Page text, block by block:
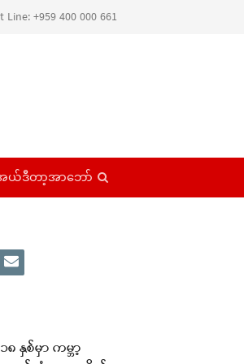
Line: +959 400 000 661
ယ်ဒီတာ့အာဘော်
e
နှစ်မှာ ကမ္ဘာ့